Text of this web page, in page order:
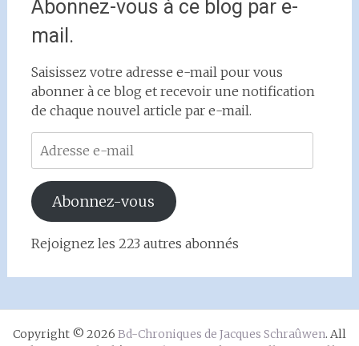
Abonnez-vous à ce blog par e-
mail.
Saisissez votre adresse e-mail pour vous
abonner à ce blog et recevoir une notification
de chaque nouvel article par e-mail.
Adresse
e-
mail
Abonnez-vous
Rejoignez les 223 autres abonnés
Copyright © 2026 Bd-Chroniques de Jacques Schraûwen. All